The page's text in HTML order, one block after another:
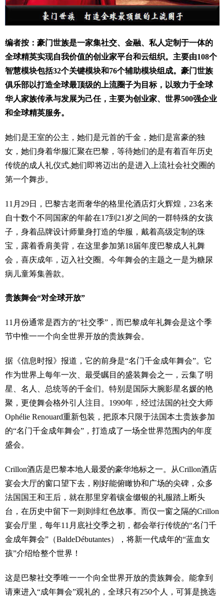
编者按：豪门世族是一家集社交、金融、私人定制于一体的
全球精英实现自我价值的创业家平台和云组织。主要由108个
智慧模块包括32个关键模块和76个辅助模块组成。豪门世族
俱乐部以打造全球最顶级的上流圈子为目标，以致力于全球
华人家族传承与发展为己任，主要为创业家、世界500强企业
和全球精英服务。
她们是王室的公主，她们是元首的千金，她们是富豪的独
女，她们身着华服汇聚在巴黎，等待她们的是有着百年历史
传统的成人礼仪式,她们即将迈出的是进入上流社会社交圈的
第一个舞步。
11月29日，巴黎古老而奢华的格里伦酒店灯火辉煌，23名来
自十数个不同国家的年龄在17到21岁之间的一群特殊的女孩
子，身着品牌设计师量身打造的华服，戴着高级定制的珠
宝，露着香肩美背，在这里参加第18届年度巴黎成人礼舞
会，喜庆成年，迈入社交圈。今年舞会的主题之一是为糖尿
病儿童筹集善款。
贵族舞会“对全球开放”
11月份通常是西方的“社交季”，而巴黎成年礼舞会是这个季
节中惟一一个向全世界开放的贵族舞会。
据《信息时报》报道，它的前身是“名门千金成年舞会”。它
作为世界上每年一次、最受瞩目的盛装舞会之一，云集了明
星、名人、总统等的千金们。特别是国际大腕影星名媛的艳
聚，更使舞会格外引人注目。1990年，经过法国的社交大师
Ophélie Renouard重新包装，把原本只限于法国本土贵族参加
的“名门千金成年舞会”，打造成了一场全世界范围内的年度
盛会。
Crillon酒店是巴黎本地人最爱的豪华地标之一。从Crillon酒店
宴会大厅的窗口望下去，刚好能俯瞰协和广场的尖碑，众多
法国国王和王后，就在那里穿着镶金缀银的礼服踏上断头
台，在历史中留下一则则绯红色故事。而仅一窗之隔的Crillon
宴会厅里，每年11月底社交季之初，都会举行传统的“名门千
金成年舞会”（BaldeDébutantes），将新一代成年的“蓝血女
孩”介绍给整个世界！
这是巴黎社交季唯一一个向全世界开放的贵族舞会。能拿到
请柬进入“成年舞会”观礼的，全球只有250个人，可算是挑选